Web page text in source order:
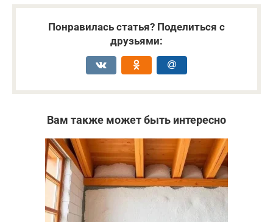
Понравилась статья? Поделиться с
друзьями:
Вам также может быть интересно